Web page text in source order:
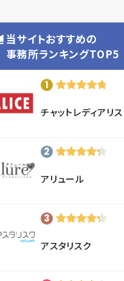
当サイトおすすめの
事務所ランキングTOP5
チャットレディアリス
アリュール
アスタリスク